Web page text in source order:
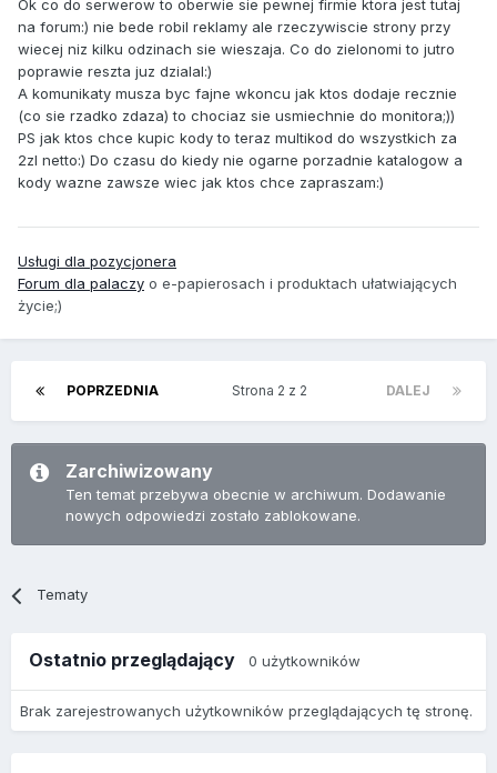
Ok co do serwerow to oberwie sie pewnej firmie ktora jest tutaj
na forum:) nie bede robil reklamy ale rzeczywiscie strony przy
wiecej niz kilku odzinach sie wieszaja. Co do zielonomi to jutro
poprawie reszta juz dzialal:)
A komunikaty musza byc fajne wkoncu jak ktos dodaje recznie
(co sie rzadko zdaza) to chociaz sie usmiechnie do monitora;))
PS jak ktos chce kupic kody to teraz multikod do wszystkich za
2zl netto:) Do czasu do kiedy nie ogarne porzadnie katalogow a
kody wazne zawsze wiec jak ktos chce zapraszam:)
Usługi dla pozycjonera
Forum dla palaczy o e-papierosach i produktach ułatwiających
życie;)
POPRZEDNIA DALEJ
Strona 2 z 2
Zarchiwizowany
Ten temat przebywa obecnie w archiwum. Dodawanie
nowych odpowiedzi zostało zablokowane.
Tematy
Ostatnio przeglądający 0 użytkowników
Brak zarejestrowanych użytkowników przeglądających tę stronę.